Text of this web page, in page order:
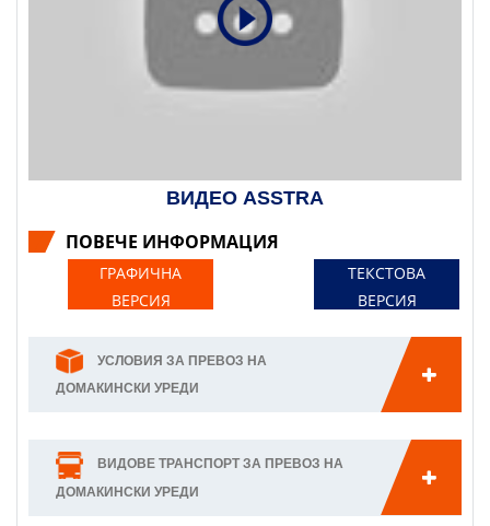
ВИДЕО ASSTRA
ПОВЕЧЕ ИНФОРМАЦИЯ
ГРАФИЧНА
ВЕРСИЯ
ТЕКСТОВА
ВЕРСИЯ
УСЛОВИЯ ЗА ПРЕВОЗ НА
ДОМАКИНСКИ УРЕДИ
ВИДОВЕ ТРАНСПОРТ ЗА ПРЕВОЗ НА
ДОМАКИНСКИ УРЕДИ